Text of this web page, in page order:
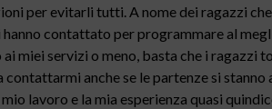
per evitarli tutti. A nome dei ragazzi
hanno contattato per programmare al
miei servizi o meno, basta che i ragazzi
contattarmi anche se le partenze si
lavoro e la mia esperienza quasi